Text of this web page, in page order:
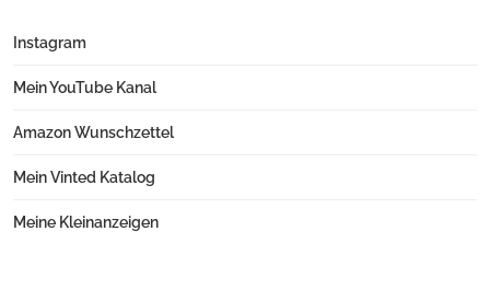
Instagram
Mein YouTube Kanal
Amazon Wunschzettel
Mein Vinted Katalog
Meine Kleinanzeigen